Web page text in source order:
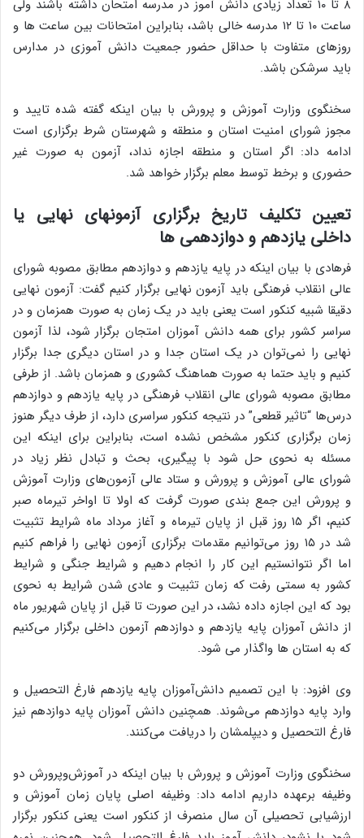
۸ تا ۱۰ تعداد زیادی دانش آموز در مدرسه امتحان داشته باشند ولی
ساعت ۱۰ تا ۱۲ مدرسه خالی باشد، بنابراین امتحانات بین ساعت ها و
روزهای متفاوت با حداقل حضور جمعیت دانش آموزی در مدارس
باید سرشکن باشد.
سخنگوی وزارت آموزش و پرورش با بیان اینکه گفته شده تایید و
مجوز شورای امنیت استان و منطقه و شهرستان شرط برگزاری است
ادامه داد: اگر استان و منطقه اجازه نداد، آزمون به صورت غیر
حضوری و برخط توسط معلم برگزار خواهد شد.
تعیین تکلیف تاریخ برگزاری آزمونهای نهایی یا
داخلی یازدهم و دوازدهمی ها
فرهادی با بیان اینکه در پایه یازدهم و دوازدهم مطابق مصوبه شورای
عالی انقلاب فرهنگی باید آزمون نهایی برگزار کنیم گفت: آزمون نهایی
دقیقا شبیه کنکور است یعنی باید در یک زمان به صورت همزمان و در
سراسر کشور برای همه دانش آموزان امتجان برگزار شود، لذا آزمون
نهایی را نمی‌توان در یک استان جدا و در استان دیگری جدا برگزار
کنیم و باید حتما به صورت هماهنگ کشوری و همزمان باشد. از طرفی
مطابق مصوبه شورای عالی انقلاب فرهنگی در پایه یازدهم و دوازدهم
درس‌ها “تاثیر قطعی” در نتیجه کنکور سراسری دارد، از طرف دیگر هنوز
زمان برگزاری کنکور مشخص نشده است، بنابراین برای اینکه این
مسئله به نحوی حل شود با پیگیری، بحث و تبادل نظر زیاد در
شورای عالی آموزش و پرورش و ستاد عالی آزمون‌های وزارت آموزش
و پرورش این جمع بندی صورت گرفت که اولا تا اواخر تیرماه صبر
کنیم، اگر ۱۵ روز قبل از پایان تیرماه و آغاز مرداد ماه شرایط تثبیت
شد در ۱۵ روز می‌توانیم مقدمات برگزاری آزمون نهایی را فراهم کنیم
اما اگر نتوانستیم این کار را انجام دهیم و شرایط جنگی و شرایط
کشور به سمتی رفت که زمان تثبیت و عادی شدن شرایط به نحوی
بود که این اجازه داده نشد، در این صورت تا قبل از پایان شهریور ماه
از دانش آموزان پایه یازدهم و دوازدهم آزمون داخلی برگزار می‌کنیم
که به استان ها واگذار می شود.
وی افزود: با این تصمیم دانش‌آموزان پایه یازدهم فارغ التحصیل و
وارد پایه دوازدهم می‌شوند. همچنین دانش آموزان پایه دوازدهم نیز
فارغ التحصیل و دیپلمشان را دریافت می‌کنند.
سخنگوی وزارت آموزش و پرورش با بیان اینکه در آموزش‌وپرورش دو
وظیفه برعهده داریم ادامه داد: وظیفه اصلی پایان زمان آموزش و
ارزشیابی تحصیلی آن سال منصرف از کنکور است یعنی کنکور برگزار